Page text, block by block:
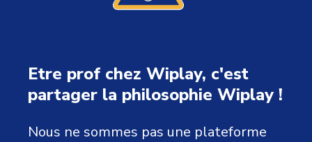
Etre prof chez Wiplay, c'est
partager la philosophie Wiplay !
Nous ne sommes pas une plateforme